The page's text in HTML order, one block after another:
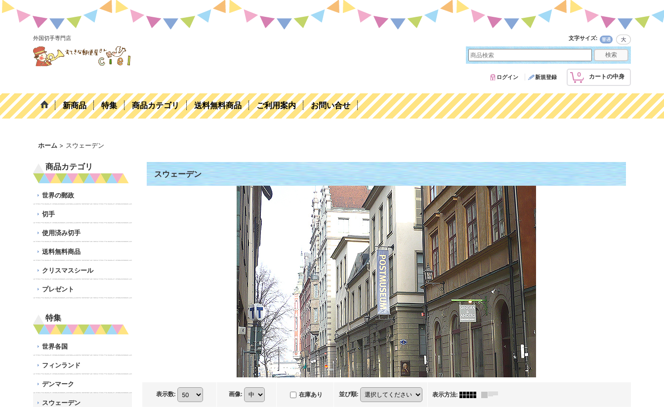
外国切手専門店 文字サイズ:
0 カートの中身
ログイン 新規登録
新商品 特集 商品カテゴリ 送料無料商品 ご利用案内 お問い合せ
ホーム > スウェーデン
商品カテゴリ
世界の郵政
切手
使用済み切手
送料無料商品
クリスマスシール
プレゼント
特集
世界各国
フィンランド
デンマーク
スウェーデン
スウェーデン
表示数: 画像: 在庫あり 並び順: 表示方法: